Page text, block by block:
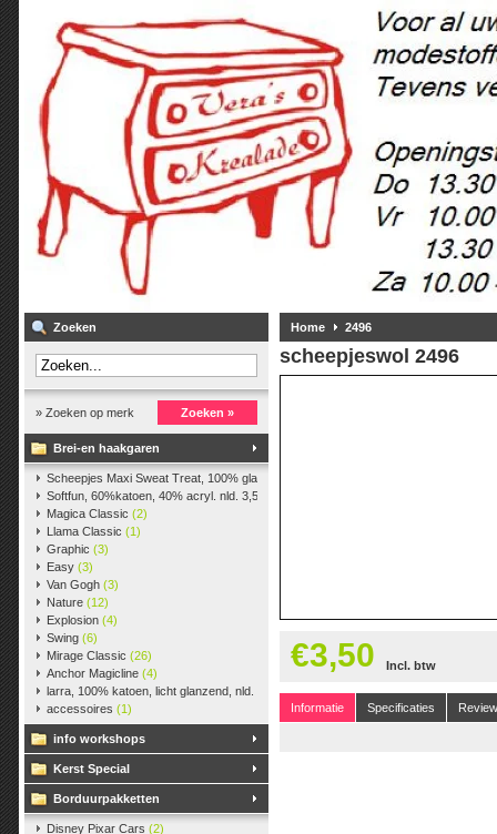
Zoeken
» Zoeken op merk Zoeken »
Brei-en haakgaren
Scheepjes Maxi Sweat Treat, 100% glanskatoen,25 gr.
Softfun, 60%katoen, 40% acryl. nld. 3,5-4. ca. 140m, 50 gr.
Magica Classic (2)
Llama Classic (1)
Graphic (3)
Easy (3)
Van Gogh (3)
Nature (12)
Explosion (4)
Swing (6)
Mirage Classic (26)
Anchor Magicline (4)
larra, 100% katoen, licht glanzend, nld. 2,5-3, ca. 125m, 50 gr.(38)
accessoires (1)
info workshops
Kerst Special
Borduurpakketten
Disney Pixar Cars (2)
Home 2496
scheepjeswol 2496
€3,50 Incl. btw
Informatie Specificaties